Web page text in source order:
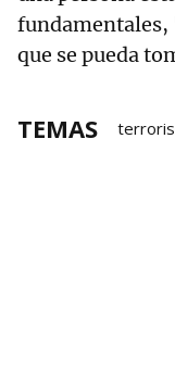
fundamentales,
que se pueda
TEMAS